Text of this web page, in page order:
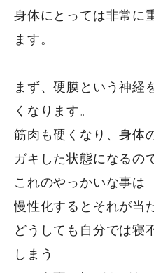
身体にとっては非常に
ます。
まず、硬膜という神経
くなります。
筋肉も硬くなり、身体
ガキした状態になるの
これのやっかいな事は
慢性化するとそれが当
どうしても自分では寝
しまう